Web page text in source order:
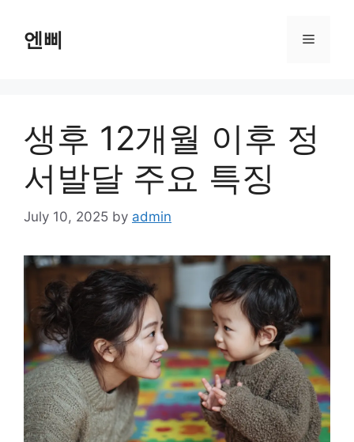
content
엔삐 Menu
생후 12개월 이후 정
서발달 주요 특징
July 10, 2025 by admin